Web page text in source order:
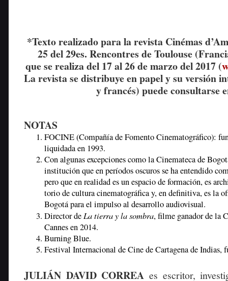
*Texto realizado para la revista Cinémas
25 del 29es. Rencontres de Toulouse
que se realiza del 17 al 26 de marzo del 2017 (
La revista se distribuye en papel y su versión
y francés) puede consultarse
NOTAS
FOCINE (Compañía de Fomento Cinematográfico):
liquidada en 1993.
Con algunas excepciones como la Cinemateca de
institución que en períodos oscuros se ha entendido
pero que en realidad es un espacio de formación, es
torio de cultura cinematográfica y, en definitiva, es la
Bogotá para el impulso al desarrollo audiovisual.
Director de La tierra y la sombra, filme ganador de la
Cannes en 2014.
Burning Blue.
Festival Internacional de Cine de Cartagena de Indias,
JULIÁN DAVID CORREA es escritor,